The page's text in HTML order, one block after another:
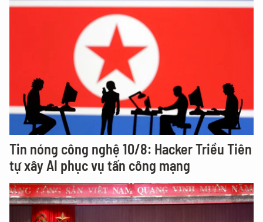
Tin nóng công nghệ 10/8: Hacker Triều Tiên
tự xây AI phục vụ tấn công mạng